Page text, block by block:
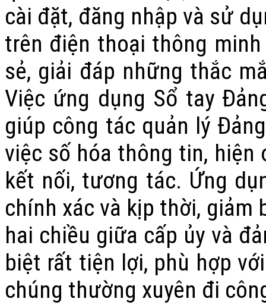
cài đặt, đăng nhập và sử
trên điện thoại thông
sẻ, giải đáp những thắc
Việc ứng dụng Sổ tay
giúp công tác quản lý
việc số hóa thông tin, hiện
kết nối, tương tác. Ứng
chính xác và kịp thời,
hai chiều giữa cấp ủy và
biệt rất tiện lợi, phù hợp
chúng thường xuyên đi